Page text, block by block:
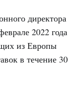
директора
2022 года
из Европы
в течение 30